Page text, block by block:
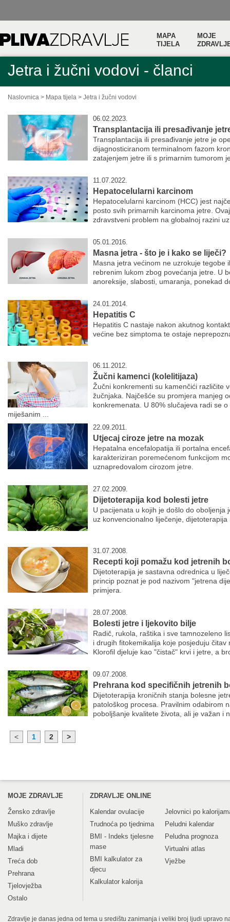
MAPA
TIJELA
MOJE
Jetra i žučni vodovi - članci
Naslovnica > Mapa tijela > Jetra i žučni vodovi
06.02.2023.
Transplantacija ili presađivanje
Transplantacija ili presađivanje jetre je
dijagnosticiranom terminalnom fazom
zatajenjem jetre ili s primarnim tumorom
11.07.2022.
Hepatocelularni karcinom
Hepatocelularni karcinom (HCC) jest
posto svih primarnih karcinoma jetre.
zdravstveni problem na globalnoj razini
05.01.2016.
Masna jetra - što je i kako se liječi?
Masna jetra većinom ne uzrokuje tegobe
rebrenim lukom zbog povećanja jetre. U
anoreksije, slabosti, umaranja, ponekad
24.01.2014.
Hepatitis C
Hepatitis C nastaje nakon akutnog
većine bez simptoma te ostaje
06.11.2012.
Žučni kamenci (kolelitijaza)
Žučni konkrementi su kamenčići različite
žučnjaka. Najčešće su promjera manjeg
konkremenata. U 80% slučajeva radi se
miješanim ...
22.09.2011.
Utjecaj ciroze jetre na mozak
Hepatalna encefalopatija ili portalna
karakteriziran poremećenom funkcijom
uznapredovalom cirozom jetre.
27.02.2009.
Dijetoterapija kod bolesti jetre
U pacijenata u kojih je došlo do
uz konvencionalno liječenje,
31.07.2008.
Recepti koji pomažu kod jetrenih
Dijetoterapija je sastavna odrednica u
princip poznat je pod nazivom "jetrena
primjera.
28.07.2008.
Bolesti jetre i ljekovito bilje
Radič, rukola, raštika i sve tamnozeleno
i drugih fitokemikalija koje posjeduju
Klorofil djeluje kao "čistač" krvi i jetre, a
09.07.2008.
Prehrana kod specifičnih jetrenih
Dijetoterapija kroničnih stanja bolesne
patološkog procesa. Pravilnim odabirom
poboljšanje kvalitete života, ali je važan i
< 1 2 >
MOJE ZDRAVLJE
Žensko zdravlje
Muško zdravlje
Majka i dijete
Mladi
Treća dob
Prehrana
Tjelovježba
Ostalo
ZDRAVLJE ONLINE
Kalendar ovulacije
Trudnoća po tjednima
BMI - Indeks tjelesne
mase
BMI kalkulator za
djecu
Kalkulator kalorija
Jelovnici po
Peludni kalendar
Peludna prognoza
Virtualni atlas
Vježbe
Zdravlje je danas jedna od tema u središtu zanimanja i veliki broj ljudi upravo